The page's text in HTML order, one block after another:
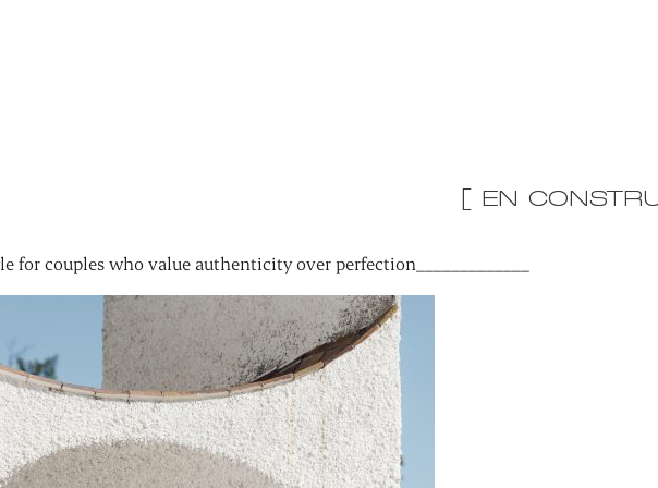
[ EN
couples who value authenticity over perfection_____________